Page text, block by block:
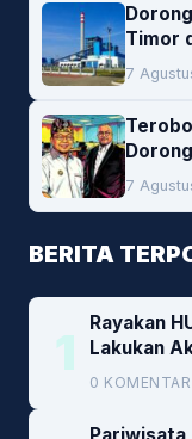
Timor
7
7
BERITA
1
Rayakan
Lakukan
0
Pariwisata